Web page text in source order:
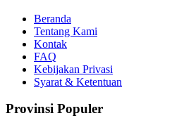
Beranda
Tentang Kami
Kontak
FAQ
Kebijakan Privasi
Syarat & Ketentuan
Provinsi Populer